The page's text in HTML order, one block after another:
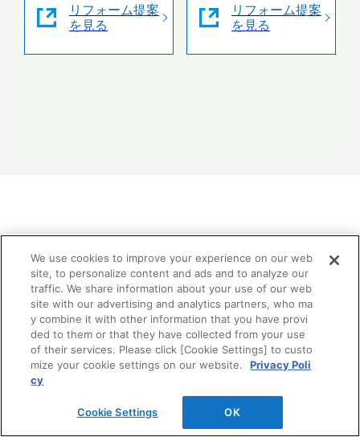
リフォーム提案
を見る
リフォーム提案
を見る
リフォーム分野業務提携関連
TOTO、DAIKEN、YKK APの3社はお客様の暮らしの価
値向上を目指して、リモデル分野で2002年から業務提携
しています。
We use cookies to improve your experience on our web
site, to personalize content and ads and to analyze our
traffic. We share information about your use of our web
site with our advertising and analytics partners, who ma
y combine it with other information that you have provi
ded to them or that they have collected from your use
of their services. Please click [Cookie Settings] to custo
mize your cookie settings on our website.
Privacy Poli
cy
Cookie Settings OK